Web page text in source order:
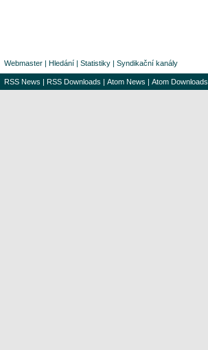
Webmaster | Hledání | Statistiky | Syndikační kanály
RSS News | RSS Downloads | Atom News | Atom Downloads